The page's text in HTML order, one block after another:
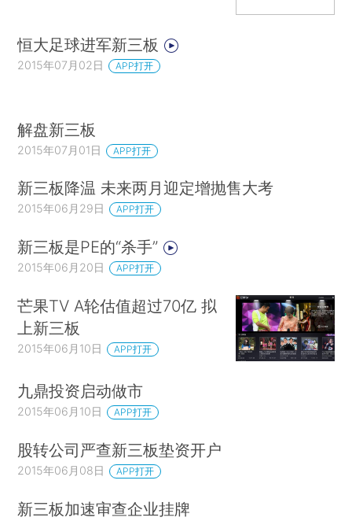
恒大足球进军新三板
2015年07月02日 APP打开
解盘新三板
2015年07月01日 APP打开
新三板降温 未来两月迎定增抛售大考
2015年06月29日 APP打开
新三板是PE的“杀手”
2015年06月20日 APP打开
芒果TV A轮估值超过70亿 拟
上新三板
2015年06月10日 APP打开
九鼎投资启动做市
2015年06月10日 APP打开
股转公司严查新三板垫资开户
2015年06月08日 APP打开
新三板加速审查企业挂牌